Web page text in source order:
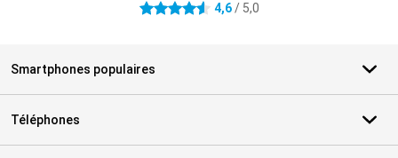
4.6 étoiles 4,6/ 5,0
Smartphones populaires
Téléphones